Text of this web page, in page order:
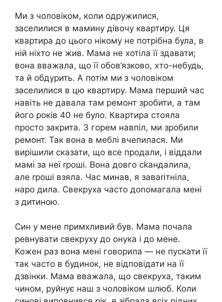
Ми з чоловіком, коли одружилися,
заселилися в мамину дівочу квартиру. Ця
квартира до цього нікому не потрібна була, в
ній ніхто не жив. Мама не хотіла її здавати;
вона вважала, що її обов’язково, хто-небудь,
та й обдурить. А потім ми з чоловіком
заселилися в цю квартиру. Мама перший час
навіть не давала там ремонт зробити, а там
його років 40 не було. Квартира стояла
просто закрита. З горем навпіл, ми зробили
ремонт. Так вона в меблі вчепилася. Ми
вирішили сказати, що все продали, і віддали
мамі за неї rроші. Вона довго сkандалила,
але rроші взяла. Час минав, я заваrітніла,
наро дила. Свекруха часто доnомагала мені
з дитиною.
Син у мене примхливий був. Мама почала
ревнувати свекруху до онука і до мене.
Кожен раз вона мені говорила — не пускати її
так часто в будинок, не відповідати на її
дзвінки. Мама вважала, що свекруха, таким
чином, руйнує наш з чоловіком шлюб. Коли